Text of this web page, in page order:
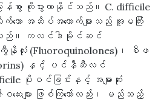
စွာ တိုးပွားလာနိုင်သည်။ C. difficile
ော အဆိပ်အတောက်များသည် အူမကြီး
ည်။ ကလင်ဒါမိုင်ဆင်
လုံး (Fluoroquinolones)၊ စီဖ
နှင့် ပင်နီဆီလင်
ပိုးဝင်ခြင်းနှင့် အများဆုံး
းများ ဖြစ်ကြသော်လည်း၊ မည်သည့်